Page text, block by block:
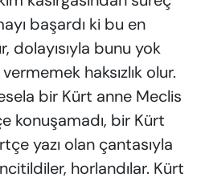
başardı ki bu en
dolayısıyla bunu yok
haksızlık olur.
bir Kürt anne Meclis
konuşamadı, bir Kürt
yazı olan çantasıyla
horlandılar. Kürt